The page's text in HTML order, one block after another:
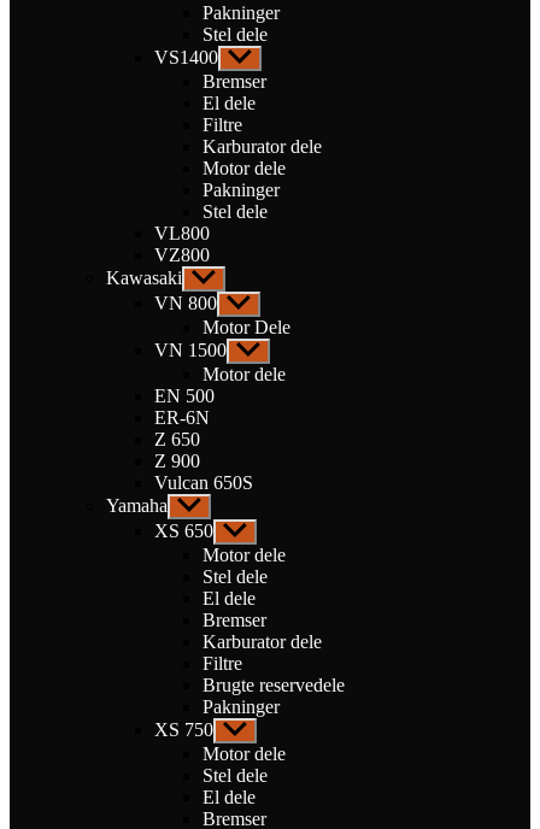
Pakninger
Stel dele
VS1400 Vis
undermenu
Bremser
El dele
Filtre
Karburator dele
Motor dele
Pakninger
Stel dele
VL800
VZ800
Kawasaki Vis
undermenu
VN 800 Vis
undermenu
Motor Dele
VN 1500 Vis
undermenu
Motor dele
EN 500
ER-6N
Z 650
Z 900
Vulcan 650S
Yamaha Vis
undermenu
XS 650 Vis
undermenu
Motor dele
Stel dele
El dele
Bremser
Karburator dele
Filtre
Brugte reservedele
Pakninger
XS 750 Vis
undermenu
Motor dele
Stel dele
El dele
Bremser